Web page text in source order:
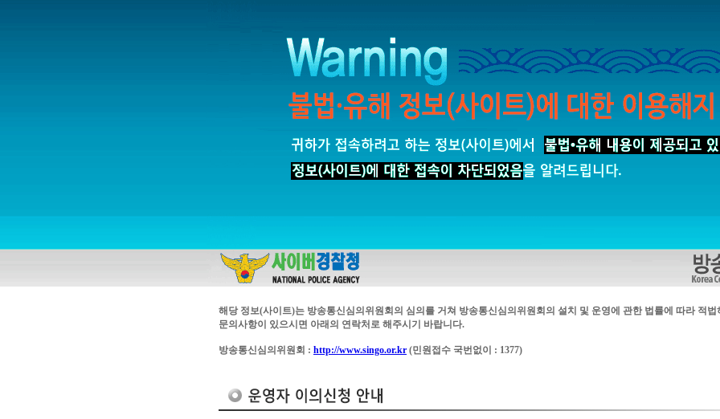
해당 정보(사이트)는 방송통신심의위원회의 심의를 거쳐 방송통신심의위원회의 설치 및 운영에 관한 법률에 따라 적
문의사항이 있으시면 아래의 연락처로 해주시기 바랍니다.
방송통신심의위원회 : http://www.singo.or.kr (민원접수 국번없이 : 1377)